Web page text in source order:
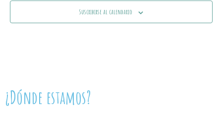
Suscribirse al calendario
¿Dónde estamos?